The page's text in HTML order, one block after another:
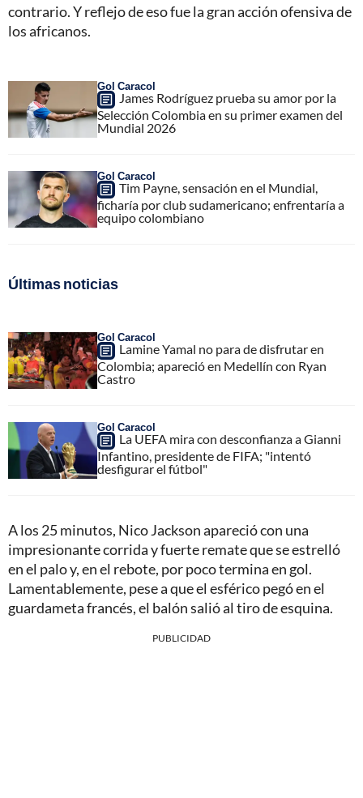
contrario. Y reflejo de eso fue la gran acción ofensiva de
los africanos.
Gol Caracol
James Rodríguez prueba su amor por la
Selección Colombia en su primer examen del
Mundial 2026
Gol Caracol
Tim Payne, sensación en el Mundial,
ficharía por club sudamericano; enfrentaría a
equipo colombiano
Últimas noticias
Gol Caracol
Lamine Yamal no para de disfrutar en
Colombia; apareció en Medellín con Ryan
Castro
Gol Caracol
La UEFA mira con desconfianza a Gianni
Infantino, presidente de FIFA; "intentó
desfigurar el fútbol"
A los 25 minutos, Nico Jackson apareció con una
impresionante corrida y fuerte remate que se estrelló
en el palo y, en el rebote, por poco termina en gol.
Lamentablemente, pese a que el esférico pegó en el
guardameta francés, el balón salió al tiro de esquina.
PUBLICIDAD